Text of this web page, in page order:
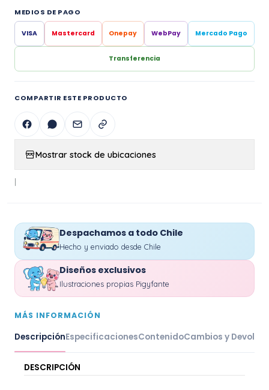
MEDIOS DE PAGO
VISA Mastercard Onepay WebPay Mercado Pago
Transferencia
COMPARTIR ESTE PRODUCTO
Mostrar stock de ubicaciones
|
Despachamos a todo Chile
Hecho y enviado desde Chile
Diseños exclusivos
Ilustraciones propias Pigyfante
MÁS INFORMACIÓN
DescripciónEspecificacionesContenidoCambios y
DESCRIPCIÓN